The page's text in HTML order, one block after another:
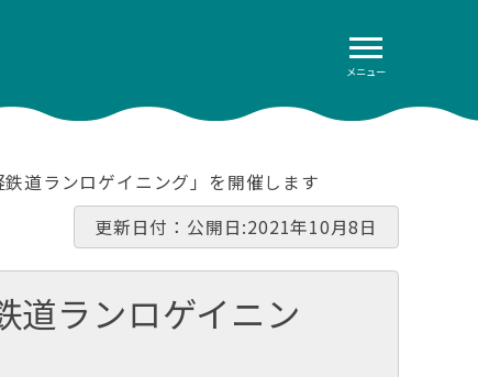
メニュー
道ランロゲイニング」を開催します
更新日付：公開日:2021年10月8日
道ランロゲイニン